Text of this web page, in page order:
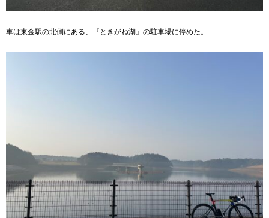
車は東金駅の北側にある、『ときがね湖』の駐車場に停めた。